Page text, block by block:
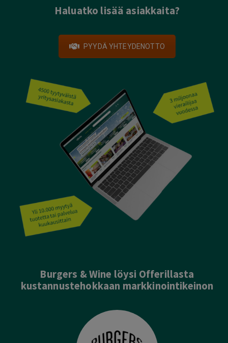
Haluatko lisää asiakkaita?
PYYDÄ YHTEYDENOTTO
Burgers & Wine löysi Offerillasta
kustannustehokkaan markkinointikeinon